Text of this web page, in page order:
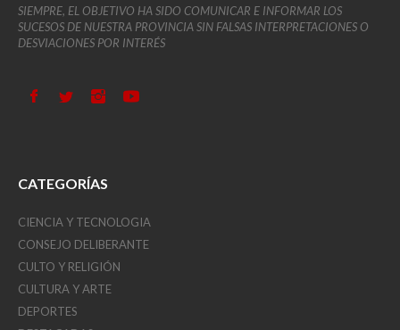
SIEMPRE, EL OBJETIVO HA SIDO COMUNICAR E INFORMAR LOS
SUCESOS DE NUESTRA PROVINCIA SIN FALSAS INTERPRETACIONES O
DESVIACIONES POR INTERÉS
CATEGORÍAS
CIENCIA Y TECNOLOGIA
CONSEJO DELIBERANTE
CULTO Y RELIGIÓN
CULTURA Y ARTE
DEPORTES